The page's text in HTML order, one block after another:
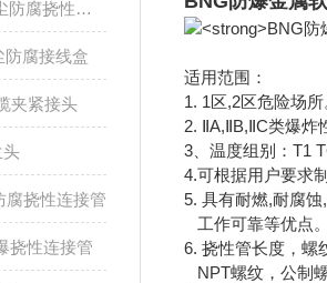
挠性连接管
防腐接线盒
夹紧接头
头
腐挠性连接管
挠性连接管
适用范围：
1. 1区,2区危险场
2. ⅡA,ⅡB,ⅡC类爆炸
3、温度组别：T1
4.可根据用户要求
5. 具有耐燃,耐腐
工作可靠等优点
6. 挠性管长度，螺
NPT螺纹，公制